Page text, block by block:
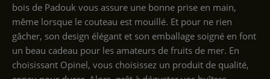
bois de Padouk vous assure une bonne prise en main,
même lorsque le couteau est mouillé. Et pour ne rien
gâcher, son design élégant et son emballage soigné en font
un beau cadeau pour les amateurs de fruits de mer. En
choisissant Opinel, vous choisissez un produit de qualité,